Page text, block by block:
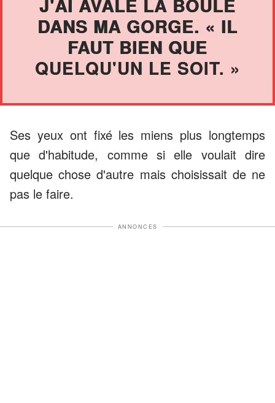
J'AI AVALÉ LA BOULE
DANS MA GORGE. « IL
FAUT BIEN QUE
QUELQU'UN LE SOIT. »
Ses yeux ont fixé les miens plus longtemps
que d'habitude, comme si elle voulait dire
quelque chose d'autre mais choisissait de ne
pas le faire.
ANNONCES